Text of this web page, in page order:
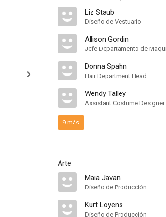
Liz Staub
Diseño de Vestuario
Allison Gordin
Jefe Departamento de
Donna Spahn
Hair Department Head
Wendy Talley
Assistant Costume Designer
9 más
Arte
Maia Javan
Diseño de Producción
Kurt Loyens
Diseño de Producción